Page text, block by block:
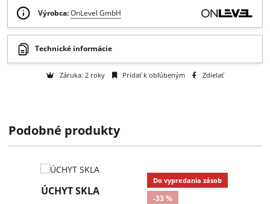
Otázka na tovar
Skladom 1-5 ks
Ak si objednáte teraz, predpokladaný čas dodania je: 10.08.2026
Technické informácie
Pridať k obľúbeným
Podobné produkty
ÚCHYT SKLA
Do vypredania zásob
-33 %